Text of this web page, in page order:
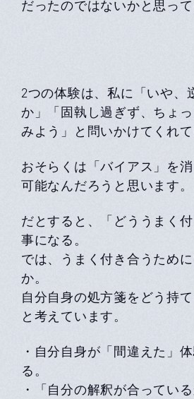
だったのではないかと思って
2つの体験は、私に「いや、
か」「固執し過ぎず、ちょ
みよう」と問いかけてくれて
おそらくは「バイアス」を
可能なんだろうと思います。
だとすると、「どううまく
事になる。
では、うまく付き合うため
か。
自分自身の処方箋をどう持
と考えています。
・自分自身が「間違えた」
る。
・「自分の解釈が合ってい